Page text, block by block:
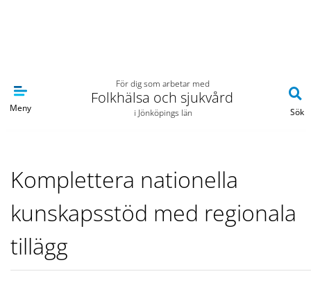
Meny
För dig som arbetar med
Folkhälsa och sjukvård
i Jönköpings län Sök
Komplettera nationella
kunskapsstöd med regionala
tillägg